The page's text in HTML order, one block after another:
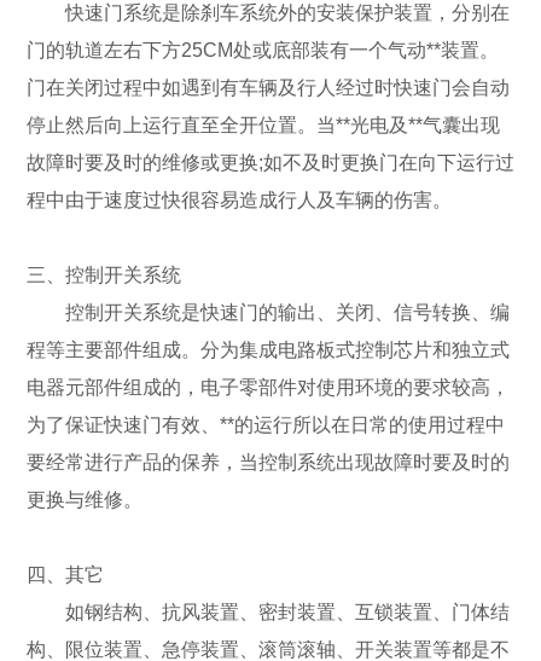
快速门系统是除刹车系统外的安装保护装置，分别在
门的轨道左右下方25CM处或底部装有一个气动**装置。
门在关闭过程中如遇到有车辆及行人经过时快速门会自动
停止然后向上运行直至全开位置。当**光电及**气囊出现
故障时要及时的维修或更换;如不及时更换门在向下运行过
程中由于速度过快很容易造成行人及车辆的伤害。
三、控制开关系统
控制开关系统是快速门的输出、关闭、信号转换、编
程等主要部件组成。分为集成电路板式控制芯片和独立式
电器元部件组成的，电子零部件对使用环境的要求较高，
为了保证快速门有效、**的运行所以在日常的使用过程中
要经常进行产品的保养，当控制系统出现故障时要及时的
更换与维修。
四、其它
如钢结构、抗风装置、密封装置、互锁装置、门体结
构、限位装置、急停装置、滚筒滚轴、开关装置等都是不